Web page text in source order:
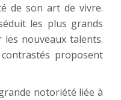
de son art de vivre.
les plus grands
nouveaux talents.
proposent
notoriété liée à